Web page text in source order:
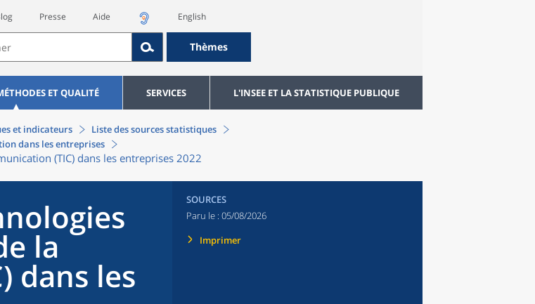
Presse Aide English
Thèmes
ET QUALITÉ SERVICES L'INSEE ET LA STATISTIQUE PUBLIQUE
et indicateurs
Liste des sources statistiques
dans les entreprises
(TIC) dans les entreprises 2022
la
dans les
SOURCES
Paru le : 05/08/2026
Imprimer